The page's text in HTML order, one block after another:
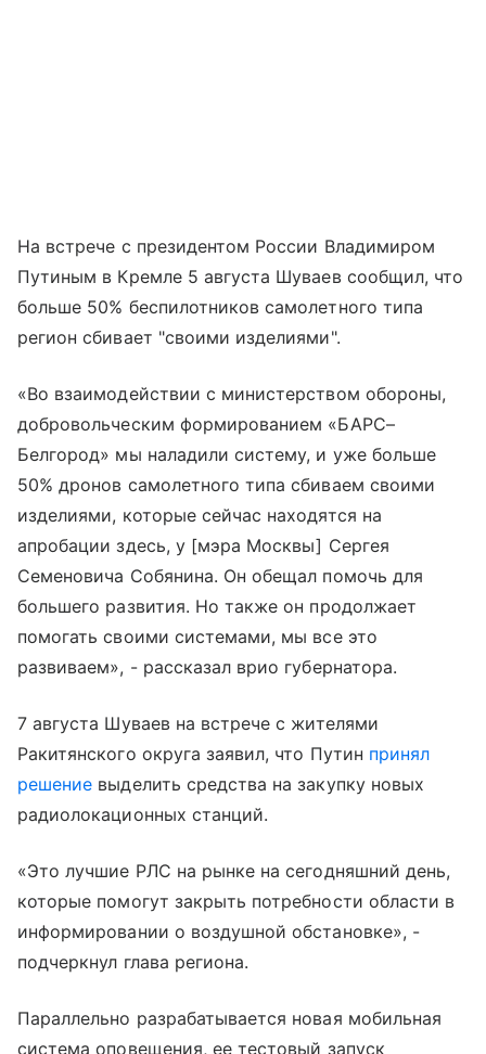
На встрече с президентом России Владимиром
Путиным в Кремле 5 августа Шуваев сообщил, что
больше 50% беспилотников самолетного типа
регион сбивает "своими изделиями".
«Во взаимодействии с министерством обороны,
добровольческим формированием «БАРС–
Белгород» мы наладили систему, и уже больше
50% дронов самолетного типа сбиваем своими
изделиями, которые сейчас находятся на
апробации здесь, у [мэра Москвы] Сергея
Семеновича Собянина. Он обещал помочь для
большего развития. Но также он продолжает
помогать своими системами, мы все это
развиваем», - рассказал врио губернатора.
7 августа Шуваев на встрече с жителями
Ракитянского округа заявил, что Путин принял
решение выделить средства на закупку новых
радиолокационных станций.
«Это лучшие РЛС на рынке на сегодняшний день,
которые помогут закрыть потребности области в
информировании о воздушной обстановке», -
подчеркнул глава региона.
Параллельно разрабатывается новая мобильная
система оповещения, ее тестовый запуск